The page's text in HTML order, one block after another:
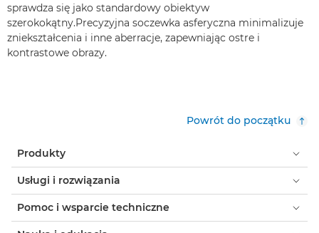
sprawdza się jako standardowy obiektyw
szerokokątny.Precyzyjna soczewka asferyczna minimalizuje
zniekształcenia i inne aberracje, zapewniając ostre i
kontrastowe obrazy.
Powrót do początku
Produkty
Usługi i rozwiązania
Pomoc i wsparcie techniczne